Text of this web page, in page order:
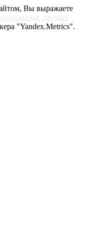
Вы выражаете
данных
"Yandex.Metrics".